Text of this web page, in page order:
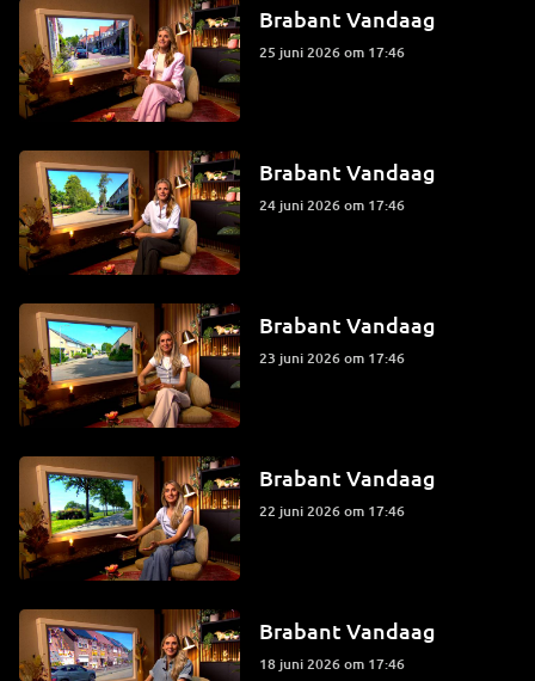
Brabant Vandaag
25 juni 2026 om 17:46
Brabant Vandaag
24 juni 2026 om 17:46
Brabant Vandaag
23 juni 2026 om 17:46
Brabant Vandaag
22 juni 2026 om 17:46
Brabant Vandaag
18 juni 2026 om 17:46